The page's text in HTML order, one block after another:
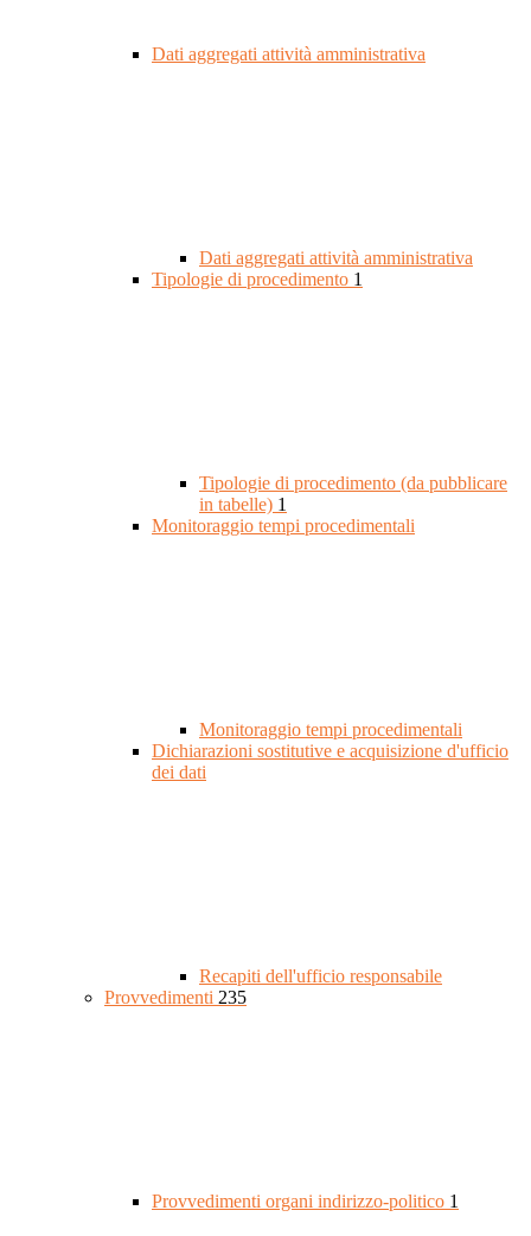
Dati aggregati attività amministrativa
Dati aggregati attività amministrativa
Tipologie di procedimento 1
Tipologie di procedimento (da pubblicare
in tabelle) 1
Monitoraggio tempi procedimentali
Monitoraggio tempi procedimentali
Dichiarazioni sostitutive e acquisizione d'ufficio
dei dati
Recapiti dell'ufficio responsabile
Provvedimenti 235
Provvedimenti organi indirizzo-politico 1